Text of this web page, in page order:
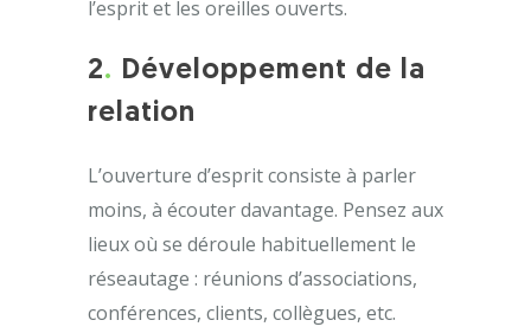
l’esprit et les oreilles ouverts.
2. Développement de la
relation
L’ouverture d’esprit consiste à parler
moins, à écouter davantage. Pensez aux
lieux où se déroule habituellement le
réseautage : réunions d’associations,
conférences, clients, collègues, etc.